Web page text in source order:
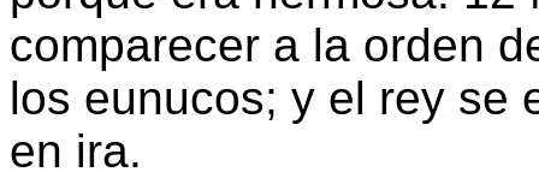
comparecer a la orden
los eunucos; y el rey se
en ira.